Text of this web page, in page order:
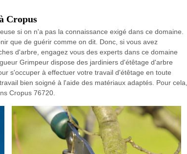
Cropus
si on n'a pas la connaissance exigé dans ce domaine.
que de guérir comme on dit. Donc, si vous avez
d'arbre, engagez vous des experts dans ce domaine
Grimpeur dispose des jardiniers d'étêtage d'arbre
s'occuper à effectuer votre travail d'étêtage en toute
bien soigné à l'aide des matériaux adaptés. Pour cela,
Cropus 76720.